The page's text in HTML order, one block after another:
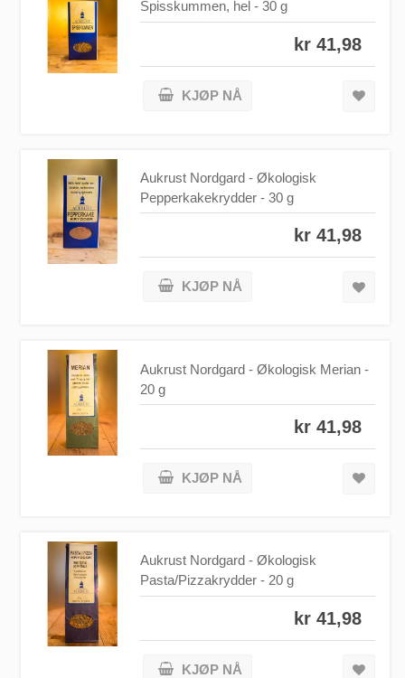
Spisskummen, hel - 30 g
kr 41,98
KJØP NÅ
Aukrust Nordgard - Økologisk
Pepperkakekrydder - 30 g
kr 41,98
KJØP NÅ
Aukrust Nordgard - Økologisk Merian -
20 g
kr 41,98
KJØP NÅ
Aukrust Nordgard - Økologisk
Pasta/Pizzakrydder - 20 g
kr 41,98
KJØP NÅ